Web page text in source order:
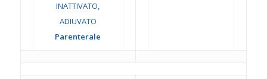
INATTIVATO,
ADIUVATO
Parenterale